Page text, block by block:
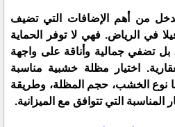
من أهم الإضافات التي تضيف
في الرياض. فهي لا توفر الحماية
تضفي جمالية وأناقة على واجهة
اختيار مظلة خشبية مناسبة
نوع الخشب، حجم المظلة، وطريقة
المناسبة التي تتوافق مع الميزانية.